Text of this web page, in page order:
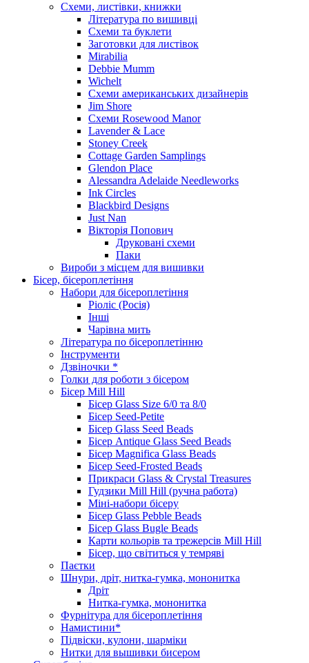
Схеми, листівки, книжки
Література по вишивці
Схеми та буклети
Заготовки для листівок
Mirabilia
Debbie Mumm
Wichelt
Схеми американських дизайнерів
Jim Shore
Cхеми Rosewood Manor
Lavender & Lace
Stoney Creek
Cottage Garden Samplings
Glendon Place
Alessandra Adelaide Needleworks
Ink Circles
Blackbird Designs
Just Nan
Вікторія Попович
Друковані схеми
Паки
Вироби з місцем для вишивки
Бісер, бісероплетіння
Набори для бісероплетіння
Ріоліс (Росія)
Інші
Чарівна мить
Література по бісероплетінню
Інструменти
Дзвіночки *
Голки для роботи з бісером
Бісер Mill Hill
Бісер Glass Size 6/0 та 8/0
Бісер Seed-Petite
Бісер Glass Seed Beads
Бісер Antique Glass Seed Beads
Бісер Magnifica Glass Beads
Бісер Seed-Frosted Beads
Прикраси Glass & Crystal Treasures
Гудзики Mill Hill (ручна работа)
Міні-набори бісеру
Бісер Glass Pebble Beads
Бісер Glass Bugle Beads
Карти кольорів та трежерсів Mill Hill
Бісер, що світиться у темряві
Паєтки
Шнури, дріт, нитка-гумка, мононитка
Дріт
Нитка-гумка, мононитка
Фурнітура для бісероплетіння
Намистини*
Підвіски, кулони, шарміки
Нитки для вышивки бисером